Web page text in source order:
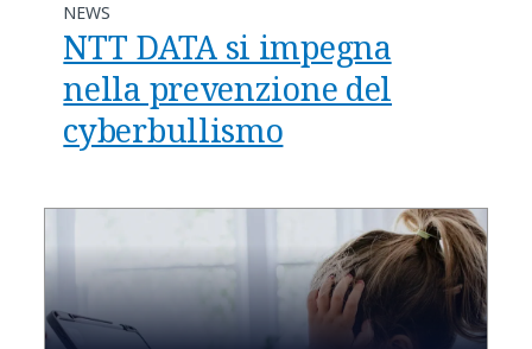
NEWS
NTT DATA si impegna
nella prevenzione del
cyberbullismo